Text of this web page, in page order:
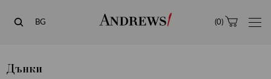
Andrews
BG (0)
Дънки